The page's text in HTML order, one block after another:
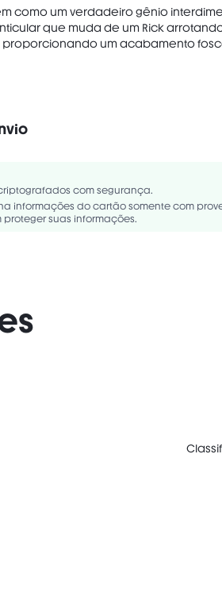
como um verdadeiro gênio
que muda de um Rick
proporcionando um acabamento
CETEARYL ETHYLHEXANOATE, ZEA
ETHYLHEXYLGLYCERIN, TOCOPHERYL
com segurança.
informações do cartão somente com
suas informações.